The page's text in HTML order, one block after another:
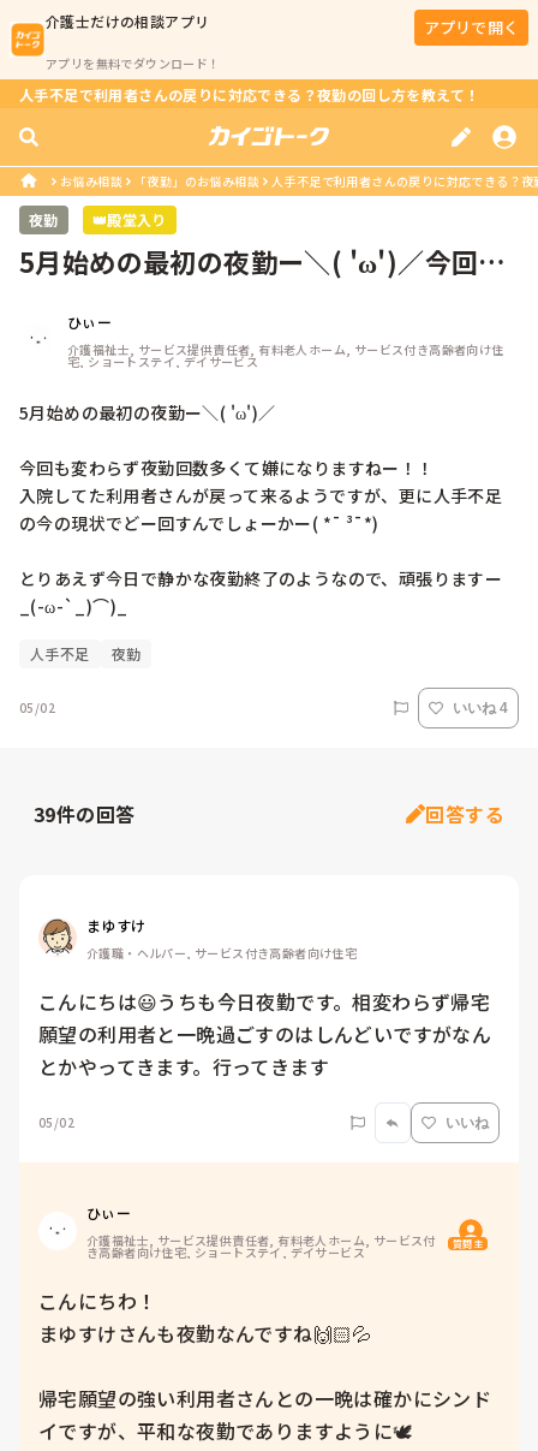
介護士だけの相談アプリ
アプリを無料でダウンロード！
アプリで開く
人手不足で利用者さんの戻りに対応できる？夜勤の回し方を教えて！
お悩み相談 「夜勤」のお悩み相談 人手不足で利用者さんの戻りに対応できる？
夜勤 👑殿堂入り
5月始めの最初の夜勤ー＼( 'ω')／今回も
ひぃー
介護福祉士, サービス提供責任者, 有料老人ホーム, サービス付き高齢者向け住
宅, ショートステイ, デイサービス
5月始めの最初の夜勤ー＼( 'ω')／
今回も変わらず夜勤回数多くて嫌になりますねー！！
入院してた利用者さんが戻って来るようですが、更に人手不足
の今の現状でどー回すんでしょーかー( *¯ ³¯*)
とりあえず今日で静かな夜勤終了のようなので、頑張りますー
_(-ω-`_)⌒)_
人手不足 夜勤
05/02 いいね 4
39件の回答 回答する
まゆすけ
介護職・ヘルパー, サービス付き高齢者向け住宅
こんにちは😃うちも今日夜勤です。相変わらず帰宅
願望の利用者と一晩過ごすのはしんどいですがなん
とかやってきます。行ってきます
05/02 いいね
ひぃー
介護福祉士, サービス提供責任者, 有料老人ホーム, サービス付
き高齢者向け住宅, ショートステイ, デイサービス 質問主
こんにちわ！
まゆすけさんも夜勤なんですね🙌🏻💦
帰宅願望の強い利用者さんとの一晩は確かにシンド
イですが、平和な夜勤でありますように🕊